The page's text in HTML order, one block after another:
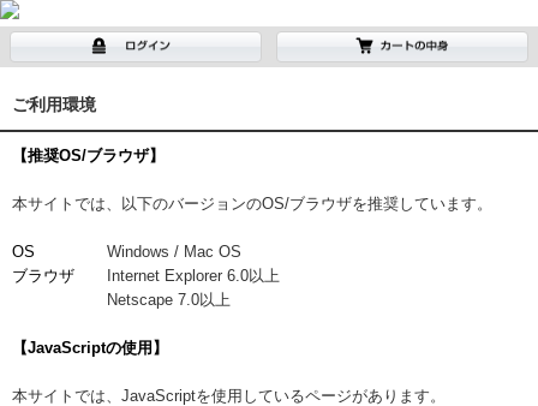
ご利用環境
【推奨OS/ブラウザ】
本サイトでは、以下のバージョンのOS/ブラウザを推奨しています。
OS
Windows / Mac OS
ブラウザ
Internet Explorer 6.0以上
Netscape 7.0以上
【JavaScriptの使用】
本サイトでは、JavaScriptを使用しているページがあります。